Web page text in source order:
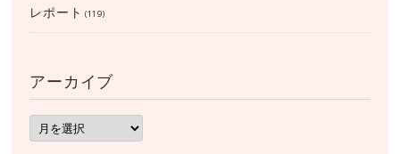
レポート (119)
アーカイブ
ア
ー
カ